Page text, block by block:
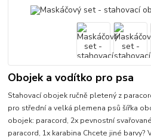
Obojek a vodítko pro psa
Stahovací obojek ručně pletený z
pro střední a velká plemena psů šířka
obojek: paracord, 2x pevnostní
paracord, 1x karabina Chcete jiné barvy?